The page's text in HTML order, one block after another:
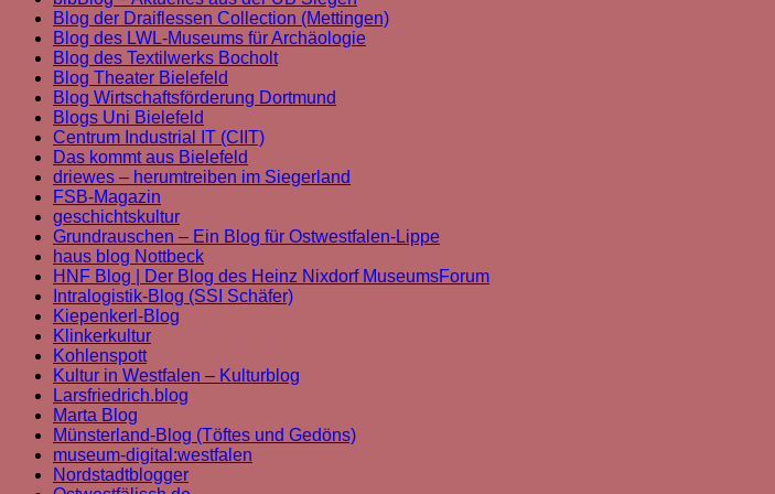
Blog der Draiflessen Collection (Mettingen)
Blog des LWL-Museums für Archäologie
Blog des Textilwerks Bocholt
Blog Theater Bielefeld
Blog Wirtschaftsförderung Dortmund
Blogs Uni Bielefeld
Centrum Industrial IT (CIIT)
Das kommt aus Bielefeld
driewes – herumtreiben im Siegerland
FSB-Magazin
geschichtskultur
Grundrauschen – Ein Blog für Ostwestfalen-Lippe
haus blog Nottbeck
HNF Blog | Der Blog des Heinz Nixdorf MuseumsForum
Intralogistik-Blog (SSI Schäfer)
Kiepenkerl-Blog
Klinkerkultur
Kohlenspott
Kultur in Westfalen – Kulturblog
Larsfriedrich.blog
Marta Blog
Münsterland-Blog (Töftes und Gedöns)
museum-digital:westfalen
Nordstadtblogger